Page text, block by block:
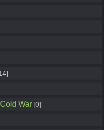
War [0]